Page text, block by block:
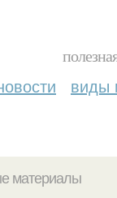
виды
материалы